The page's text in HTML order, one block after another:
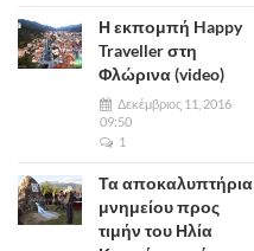
Η εκπομπή Happy
Traveller στη
Φλώρινα (video)
Δεκέμβριος 11, 2016
09:50
1
Τα αποκαλυπτήρια
μνημείου προς
τιμήν του Ηλία